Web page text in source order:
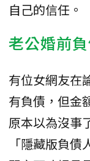
自己的信任。
老公婚前
有位女網友在
有負債，但金
原本以為沒事
「隱藏版負